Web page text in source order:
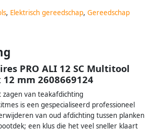
, Elektrisch gereedschap, Gereedschap
PRO ALI 12 SC Multitool
mm 2608669124
van teakafdichting
is een gespecialiseerd professioneel
van oud afdichting tussen planken
een klus die het veel sneller klaart